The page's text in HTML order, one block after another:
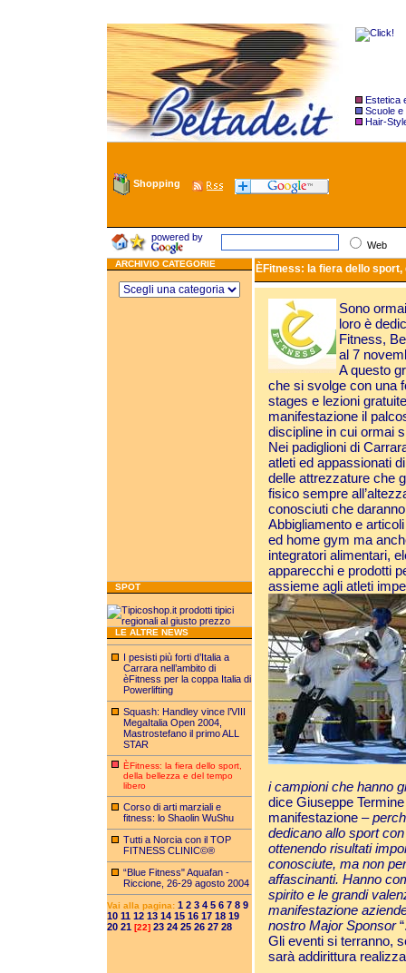
Estetica
Scuole e
Hair-
Shopping
powered by
Web
ARCHIVIO CATEGORIE
SPOT
LE ALTRE NEWS
I pesisti più forti d’Italia a
Carrara nell’ambito di
èFitness per la coppa Italia di
Powerlifting
Squash: Handley vince l’VIII
MegaItalia Open 2004,
Mastrostefano il primo ALL
STAR
ÈFitness: la fiera dello sport,
della bellezza e del tempo
libero
Corso di arti marziali e
fitness: lo Shaolin WuShu
Tutti a Norcia con il TOP
FITNESS CLINIC©®
“Blue Fitness" Aquafan -
Riccione, 26-29 agosto 2004
Vai alla pagina: 1 2 3 4 5 6 7 8 9
10 11 12 13 14 15 16 17 18 19
20 21 [22] 23 24 25 26 27 28
ÈFitness: la fiera dello
Sono
loro è
Fitness,
al 7
A questo
che si svolge con una
stages e lezioni
manifestazione il
discipline in cui ormai
Nei padiglioni di
atleti ed appassionati
delle attrezzature che
fisico sempre
conosciuti che
Abbigliamento e
ed home gym ma
integratori alimentari,
apparecchi e prodotti
assieme agli atleti
i campioni che hanno
dice Giuseppe
manifestazione –
dedicano allo sport
ottenendo risultati
conosciute, ma non
affascinanti. Hanno
spirito e le grandi
manifestazione
nostro Major Sponsor
Gli eventi si terranno,
sarà addirittura